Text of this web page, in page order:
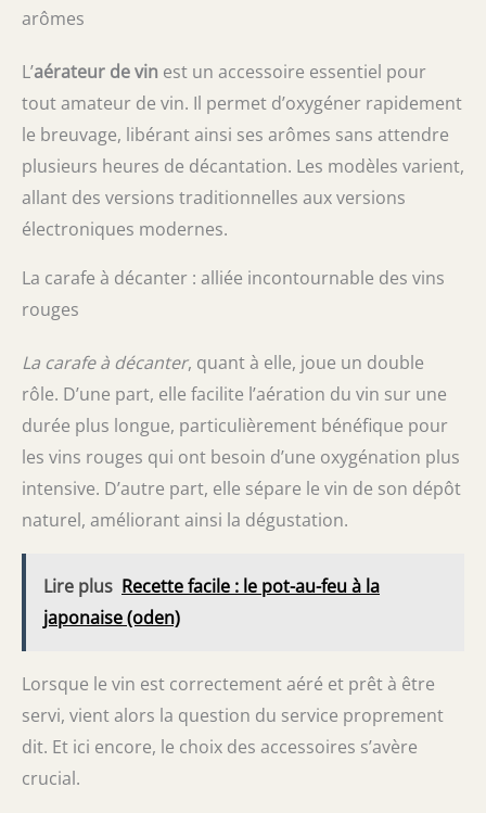
arômes
L’aérateur de vin est un accessoire essentiel pour
tout amateur de vin. Il permet d’oxygéner rapidement
le breuvage, libérant ainsi ses arômes sans attendre
plusieurs heures de décantation. Les modèles varient,
allant des versions traditionnelles aux versions
électroniques modernes.
La carafe à décanter : alliée incontournable des vins
rouges
La carafe à décanter, quant à elle, joue un double
rôle. D’une part, elle facilite l’aération du vin sur une
durée plus longue, particulièrement bénéfique pour
les vins rouges qui ont besoin d’une oxygénation plus
intensive. D’autre part, elle sépare le vin de son dépôt
naturel, améliorant ainsi la dégustation.
Lire plus Recette facile : le pot-au-feu à la
japonaise (oden)
Lorsque le vin est correctement aéré et prêt à être
servi, vient alors la question du service proprement
dit. Et ici encore, le choix des accessoires s’avère
crucial.